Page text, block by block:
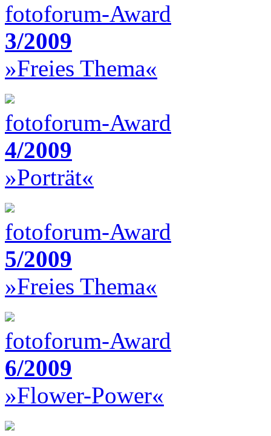
fotoforum-Award
3/2009
»Freies Thema«
fotoforum-Award
4/2009
»Porträt«
fotoforum-Award
5/2009
»Freies Thema«
fotoforum-Award
6/2009
»Flower-Power«